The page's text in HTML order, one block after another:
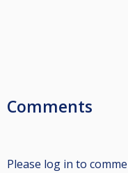
Comments
Please log in to